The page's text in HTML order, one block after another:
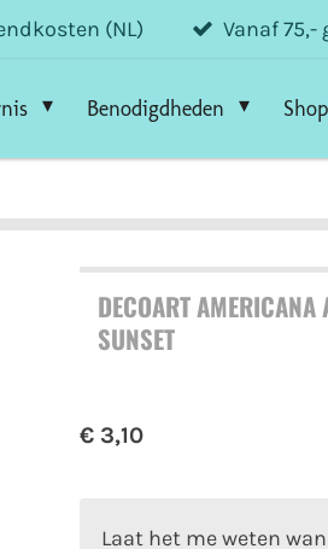
(NL) Vanaf 75,-
Benodigdheden
DECOART
SUNSET
€ 3,10
Laat het me weten